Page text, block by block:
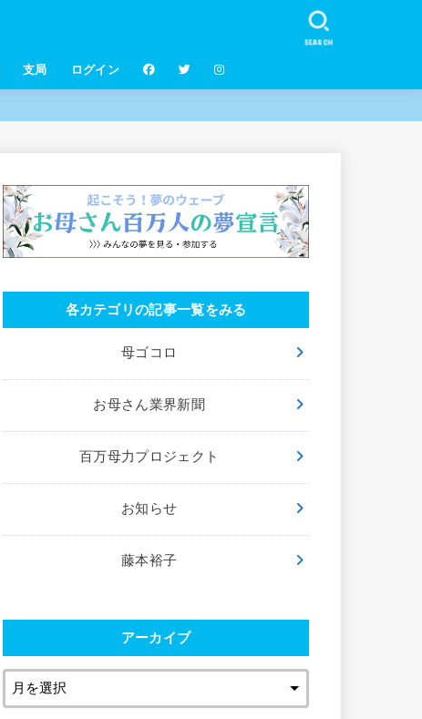
支局 ログイン
SEARCH
各カテゴリの記事一覧をみる
母ゴコロ
お母さん業界新聞
百万母力プロジェクト
お知らせ
藤本裕子
アーカイブ